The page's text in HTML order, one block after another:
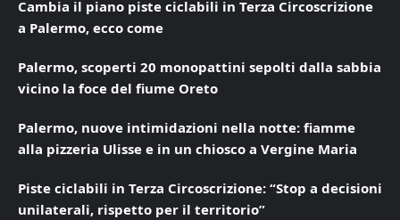
Cambia il piano piste ciclabili in Terza Circoscrizione
a Palermo, ecco come
Palermo, scoperti 20 monopattini sepolti dalla sabbia
vicino la foce del fiume Oreto
Palermo, nuove intimidazioni nella notte: fiamme
alla pizzeria Ulisse e in un chiosco a Vergine Maria
Piste ciclabili in Terza Circoscrizione: “Stop a decisioni
unilaterali, rispetto per il territorio”